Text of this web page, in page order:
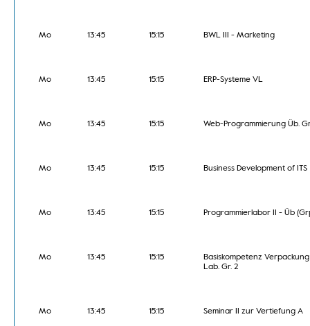
Mo 13:45 15:15 BWL III - Marketing
Mo 13:45 15:15 ERP-Systeme VL
Mo 13:45 15:15 Web-Programmierung Üb.
Mo 13:45 15:15 Business Development of ITS
Mo 13:45 15:15 Programmierlabor II - Üb
Mo 13:45 15:15
Basiskompetenz Verpackung
Lab. Gr. 2
Mo 13:45 15:15 Seminar II zur Vertiefung A